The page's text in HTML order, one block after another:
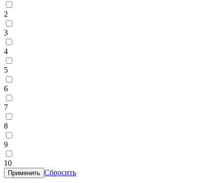
2
3
4
5
6
7
8
9
10
Применить Сбросить